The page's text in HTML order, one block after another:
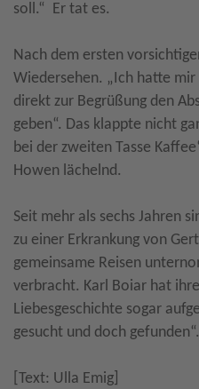
soll.“ Er tat es.
Nach dem ersten
Wiedersehen. „Ich hatte
direkt zur Begrüßung den
geben“. Das klappte nicht
bei der zweiten Tasse
Howen lächelnd.
Seit mehr als sechs Jahren
zu einer Erkrankung von
gemeinsame Reisen
verbracht. Karl Boiar hat
Liebesgeschichte sogar
gesucht und doch gefunden“.
[Text: Ulla Emig]